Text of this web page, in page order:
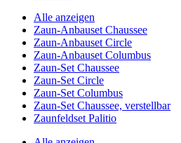
Alle anzeigen
Zaun-Anbauset Chaussee
Zaun-Anbauset Circle
Zaun-Anbauset Columbus
Zaun-Set Chaussee
Zaun-Set Circle
Zaun-Set Columbus
Zaun-Set Chaussee, verstellbar
Zaunfeldset Palitio